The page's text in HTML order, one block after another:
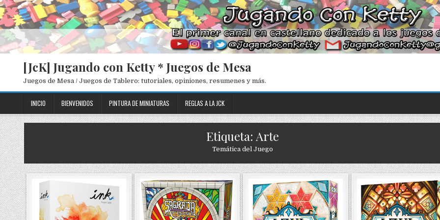
[JcK] Jugando con Ketty * Juegos de Mesa
Juegos de Mesa / Juegos de Tablero: tutoriales, opiniones, resumenes y más.
INICIO BIENVENIDOS PINTURA DE MINIATURAS REGLAS A LA JCK
Etiqueta: Arte
Temática del Juego